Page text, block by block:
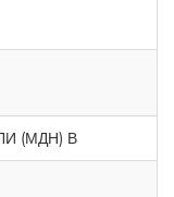
(МДН) В